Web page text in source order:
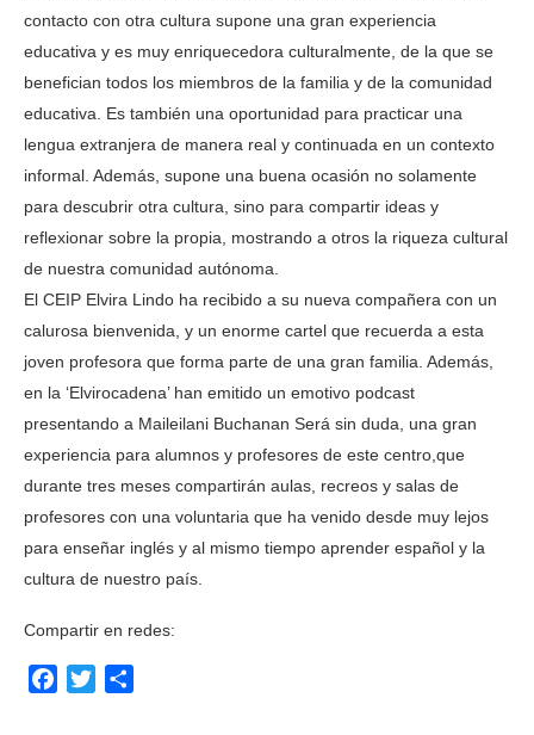
contacto con otra cultura supone una gran experiencia
educativa y es muy enriquecedora culturalmente, de la que se
benefician todos los miembros de la familia y de la comunidad
educativa. Es también una oportunidad para practicar una
lengua extranjera de manera real y continuada en un contexto
informal. Además, supone una buena ocasión no solamente
para descubrir otra cultura, sino para compartir ideas y
reflexionar sobre la propia, mostrando a otros la riqueza cultural
de nuestra comunidad autónoma.
El CEIP Elvira Lindo ha recibido a su nueva compañera con un
calurosa bienvenida, y un enorme cartel que recuerda a esta
joven profesora que forma parte de una gran familia. Además,
en la ‘Elvirocadena’ han emitido un emotivo podcast
presentando a Maileilani Buchanan Será sin duda, una gran
experiencia para alumnos y profesores de este centro,que
durante tres meses compartirán aulas, recreos y salas de
profesores con una voluntaria que ha venido desde muy lejos
para enseñar inglés y al mismo tiempo aprender español y la
cultura de nuestro país.
Compartir en redes:
Facebook
Twitter